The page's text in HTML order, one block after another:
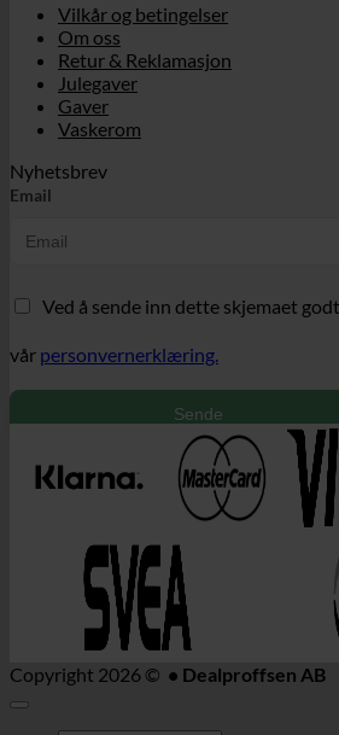
Vilkår og betingelser
Om oss
Retur & Reklamasjon
Julegaver
Gaver
Vaskerom
Nyhetsbrev
Email
Ved å sende inn dette skjemaet
vår personvernerklæring.
Sende
Copyright 2026 © • Dealproffsen AB